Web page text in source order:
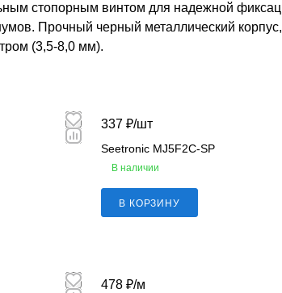
стопорным винтом для надежной
Прочный черный металлический
(3,5-8,0 мм).
337 ₽/шт
Seetronic MJ5F2C-SP
В наличии
В КОРЗИНУ
478 ₽/м